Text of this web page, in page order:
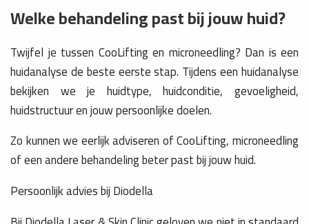
Welke behandeling past bij jouw huid?
Twijfel je tussen CooLifting en microneedling? Dan is een
huidanalyse de beste eerste stap. Tijdens een huidanalyse
bekijken we je huidtype, huidconditie, gevoeligheid,
huidstructuur en jouw persoonlijke doelen.
Zo kunnen we eerlijk adviseren of CooLifting, microneedling
of een andere behandeling beter past bij jouw huid.
Persoonlijk advies bij Diodella